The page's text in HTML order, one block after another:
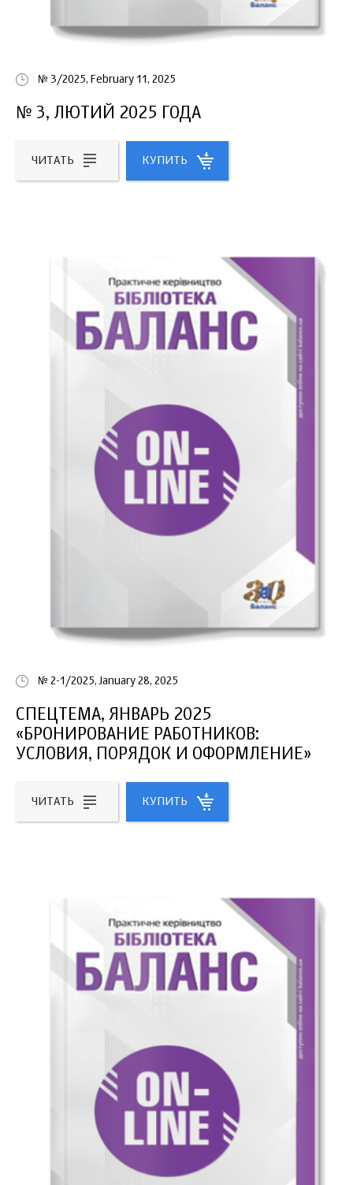
№ 3/2025, February 11, 2025
№ 3, ЛЮТИЙ 2025 ГОДА
ЧИТАТЬ КУПИТЬ
№ 2-1/2025, January 28, 2025
СПЕЦТЕМА, ЯНВАРЬ 2025
«БРОНИРОВАНИЕ РАБОТНИКОВ:
УСЛОВИЯ, ПОРЯДОК И ОФОРМЛЕНИЕ»
ЧИТАТЬ КУПИТЬ